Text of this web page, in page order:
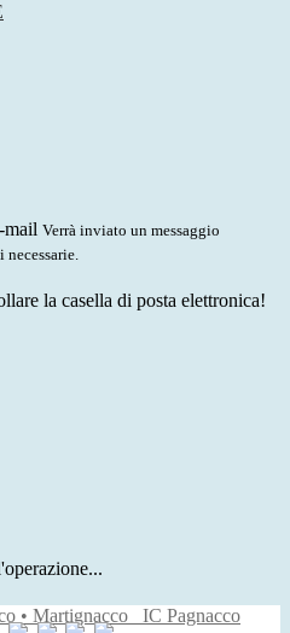
mail Verrà inviato un messaggio
la casella di posta elettronica!
IC Pagnacco